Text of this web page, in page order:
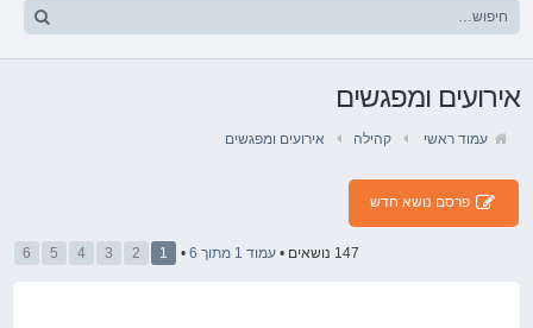
אירועים ומפגשים
עמוד ראשי קהילה אירועים ומפגשים
פרסם נושא חדש
147 נושאים • עמוד 1 מתוך 6
•
1
2
3
4
5
6